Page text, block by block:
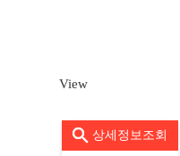
View
상세정보조회